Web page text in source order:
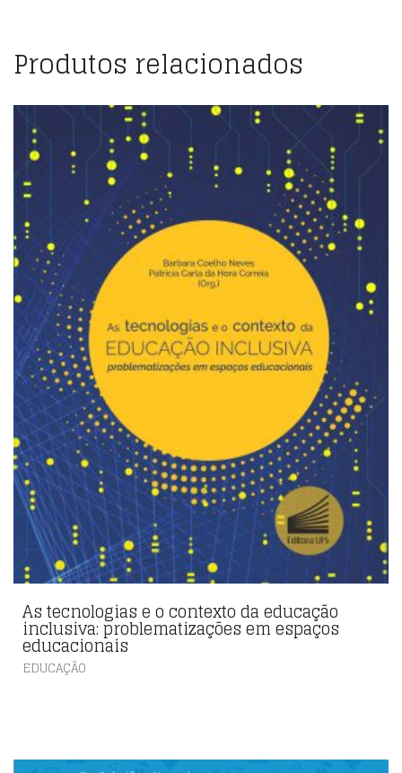
Produtos relacionados
As tecnologias e o contexto da educação
inclusiva: problematizações em espaços
educacionais
EDUCAÇÃO